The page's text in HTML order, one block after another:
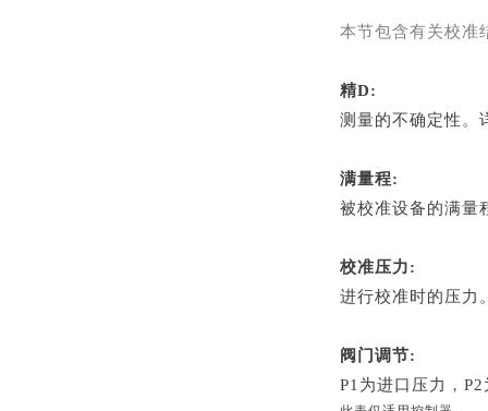
本节包含有关校准
精D:
测量的不确定性。
满量程:
被校准设备的满量
校准压力:
进行校准时的压力
阀门调节:
P1为进口压力，